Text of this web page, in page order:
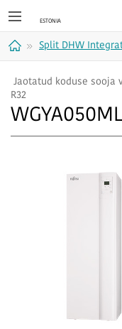
Split DHW
Jaotatud koduse sooja
R32